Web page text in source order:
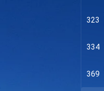
323
334
369